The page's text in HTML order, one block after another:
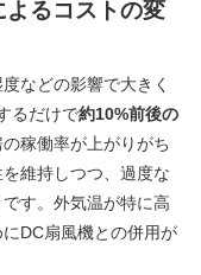
るコストの変
などの影響で大きく
るだけで約10%前後の
稼働率が上がりがち
維持しつつ、過度な
す。外気温が特に高
DC扇風機との併用が